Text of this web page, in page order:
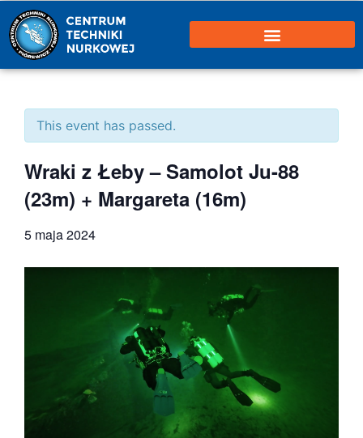
This event has passed.
Wraki z Łeby – Samolot Ju-88
(23m) + Margareta (16m)
5 maja 2024